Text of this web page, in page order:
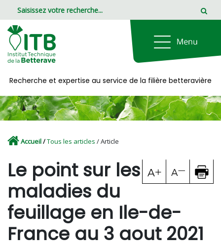
Recherche et expertise au service de la filière betteravière
Accueil/Tous les articles / Article
Le point sur les
maladies du
feuillage en Ile-de-
France au 3 aout 2021
Panneau de gestion des cookies